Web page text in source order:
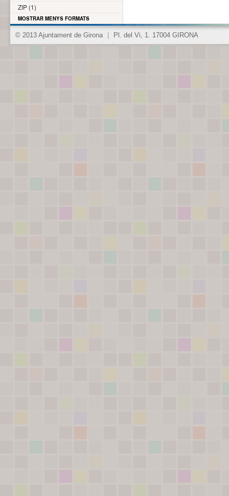
ZIP (1)
MOSTRAR MENYS FORMATS
© 2013 Ajuntament de Girona Pl. del Vi, 1. 17004 GIRONA